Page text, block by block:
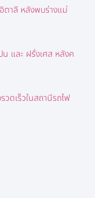
อิตาลี หลังพบร่างแม่
น และ ฝรั่งเศส หลังค
ดเร็วในสถานีรถไฟ